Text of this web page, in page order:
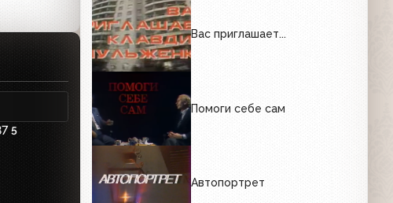
5
Вас приглашает...
Помоги себе сам
Автопортрет